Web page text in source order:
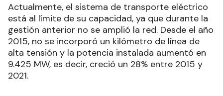
Actualmente, el sistema de transporte eléctrico
está al límite de su capacidad, ya que durante la
gestión anterior no se amplió la red. Desde el año
2015, no se incorporó un kilómetro de línea de
alta tensión y la potencia instalada aumentó en
9.425 MW, es decir, creció un 28% entre 2015 y
2021.